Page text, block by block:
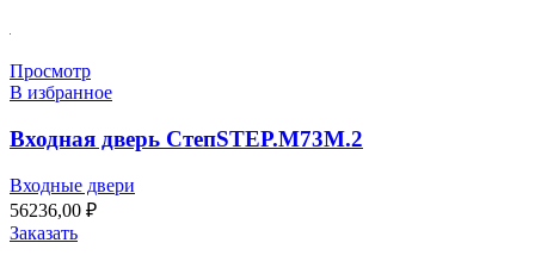
Просмотр
В избранное
Входная дверь СтепSTEP.M73M.2
Входные двери
56236,00 ₽
Заказать